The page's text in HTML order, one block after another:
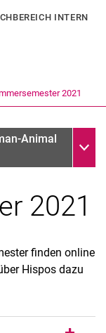
direkt zu: Inhalt
direkt zu: Suche
direkt zu:
Link in einem
INTERN
2021
Animal
2021
finden online
Hispos dazu